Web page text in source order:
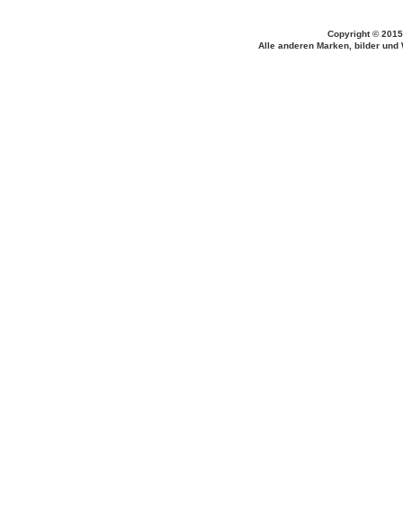
Copyright ©
Alle anderen Marken, bilder und